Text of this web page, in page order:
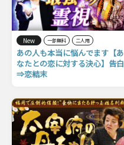
New 一部無料 二人用
あの人も本当に悩んでます【あ
なたとの恋に対する決心】告白
⇒恋結末